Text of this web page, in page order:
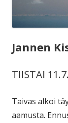
Jannen
TIISTAI 11.7.
Taivas alkoi
aamusta.